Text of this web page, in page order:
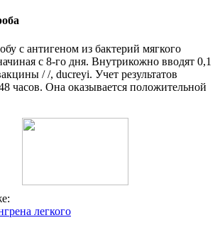
с антигеном из бактерий мягкого
с 8-го дня. Внутрикожно вводят 0,1
/ /, ducreyi. Учет результатов
часов. Она оказывается положительной
легкого